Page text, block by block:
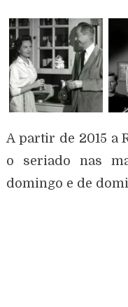
A partir de 2015 a
o seriado nas
domingo e de